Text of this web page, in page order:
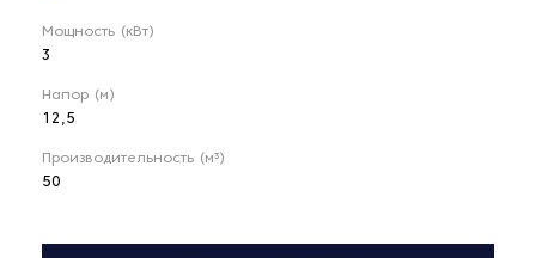
Мощность (кВт)
3
Напор (м)
12,5
Производительность (м³)
50